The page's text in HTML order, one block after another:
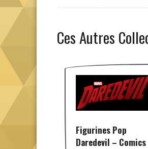
Ces Autres
Figurines Pop
Daredevil – Comics